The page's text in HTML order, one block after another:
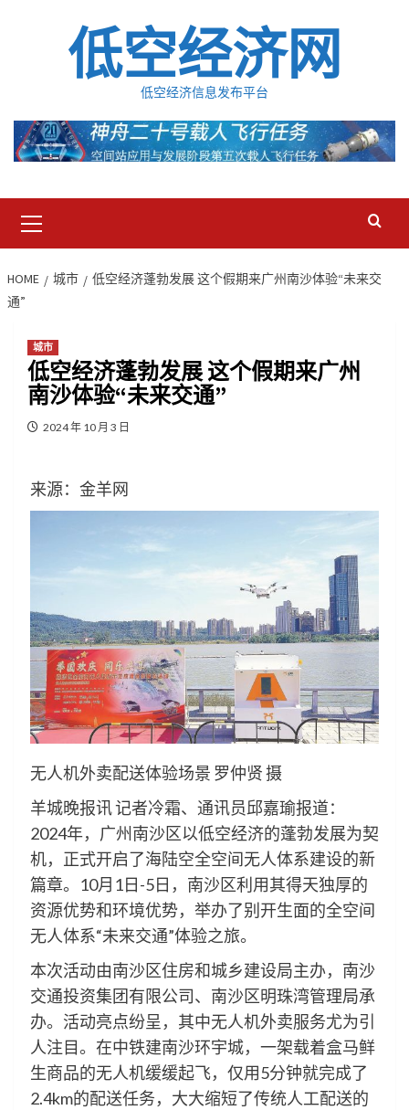
低空经济网
低空经济信息发布平台
Menu
HOME 城市
低空经济蓬勃发展 这个假期来广州南沙体验“未来交
通”
城市
低空经济蓬勃发展 这个假期来广州
南沙体验“未来交通”
2024 年 10 月 3 日
来源：金羊网
无人机外卖配送体验场景 罗仲贤 摄
羊城晚报讯 记者冷霜、通讯员邱嘉瑜报道：
2024年，广州南沙区以低空经济的蓬勃发展为契
机，正式开启了海陆空全空间无人体系建设的新
篇章。10月1日-5日，南沙区利用其得天独厚的
资源优势和环境优势，举办了别开生面的全空间
无人体系“未来交通”体验之旅。
本次活动由南沙区住房和城乡建设局主办，南沙
交通投资集团有限公司、南沙区明珠湾管理局承
办。活动亮点纷呈，其中无人机外卖服务尤为引
人注目。在中铁建南沙环宇城，一架载着盒马鲜
生商品的无人机缓缓起飞，仅用5分钟就完成了
2.4km的配送任务，大大缩短了传统人工配送的